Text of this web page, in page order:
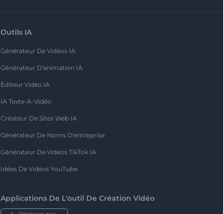
Outils IA
Générateur De Vidéos IA
Générateur D'animation IA
Éditeur Vidéo IA
IA Texte-À-Vidéo
Créateur De Sites Web IA
Générateur De Noms D'entreprise
Générateur De Vidéos TikTok IA
Idées De Vidéos YouTube
Applications De L'outil De Création Vidéo